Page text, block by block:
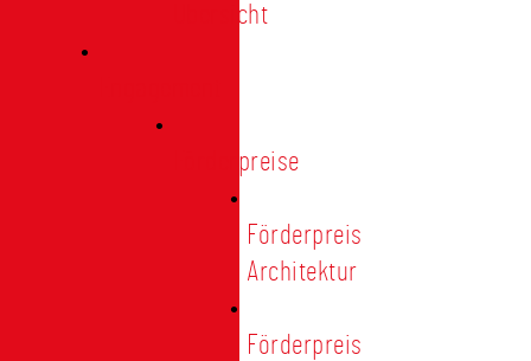
Übersicht
Förderpreise
Förderpreis
Architektur
Förderpreis